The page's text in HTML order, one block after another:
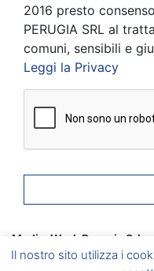
2016 presto
PERUGIA SRL al
comuni, sensibili e
Leggi la Privacy
Media-Work Perugia Srl
Corciano (PG) Via A.
– Umbertide (PG) Via del
Il nostro sito utilizza i